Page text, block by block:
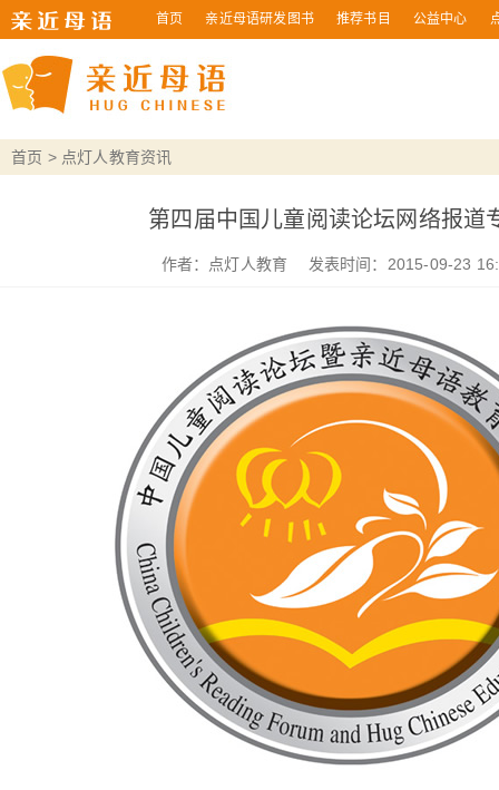
首页 亲近母语研发图书 推荐书目 公益中心
首页 > 点灯人教育资讯
第四届中国儿童阅读论坛网络报道
作者： 点灯人教育 发表时间：2015-09-23